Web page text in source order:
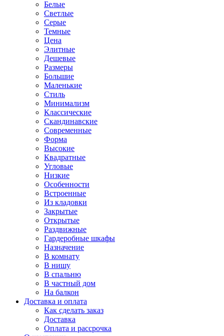
Белые
Светлые
Серые
Темные
Цена
Элитные
Дешевые
Размеры
Большие
Маленькие
Стиль
Минимализм
Классические
Скандинавские
Современные
Форма
Высокие
Квадратные
Угловые
Низкие
Особенности
Встроенные
Из кладовки
Закрытые
Открытые
Раздвижные
Гардеробные шкафы
Назначение
В комнату
В нишу
В спальню
В частный дом
На балкон
Доставка и оплата
Как сделать заказ
Доставка
Оплата и рассрочка